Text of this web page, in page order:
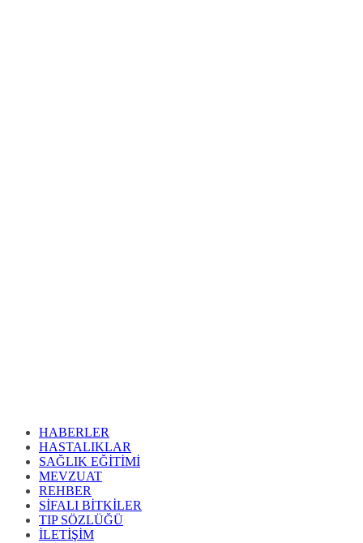
HABERLER
HASTALIKLAR
SAĞLIK EĞİTİMİ
MEVZUAT
REHBER
SİFALI BİTKİLER
TIP SÖZLÜĞÜ
İLETİŞİM